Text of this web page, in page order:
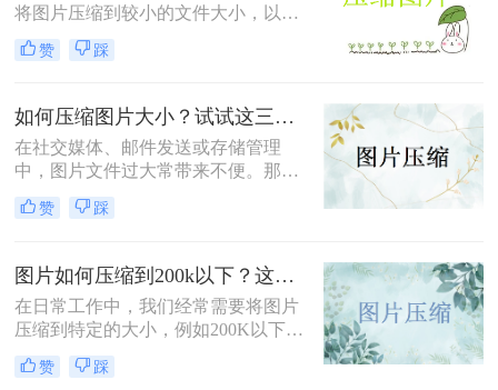
将图片压缩到较小的文件大小，以便
于上传、发送或存储。将图片压缩到
100KB以下是一个常见的需求。那么
将详细介绍几种实现这一目标的方
法。
赞 踩
如何压缩图片大小？试试这三种简单有效的压缩方法！
在社交媒体、邮件发送或存储管理
中，图片文件过大常带来不便。那么
如何压缩图片大小呢？本文整理了三
种简单有效的压缩方法，助您快速压
赞 踩
图片如何压缩到200k以下？这三种方法简单又高效！
在日常工作中，我们经常需要将图片
压缩到特定的大小，例如200K以下，
以满足电子邮件附件、网站上传或社
交媒体分享的要求。那么图片如何压
赞 踩